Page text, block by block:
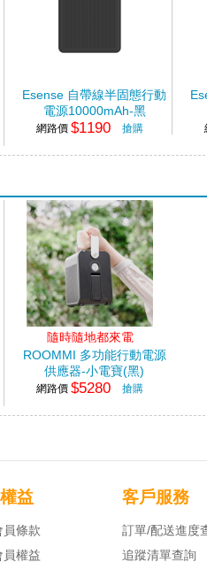
Esense 自帶線半固態行動
電源10000mAh-黑
網路價 $1190 搶購
隨時隨地都來電
ROOMMI 多功能行動電源
供應器-小電寶(黑)
網路價 $5280 搶購